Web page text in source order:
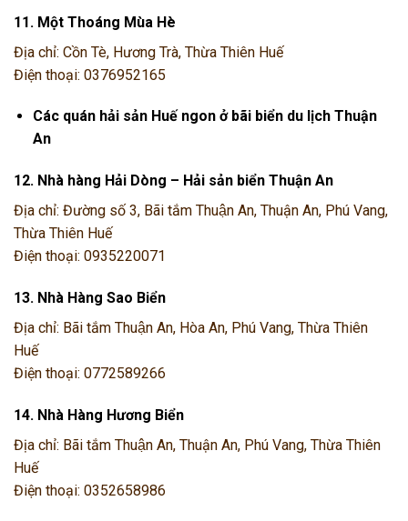
11. Một Thoáng Mùa Hè
Địa chỉ: Cồn Tè, Hương Trà, Thừa Thiên Huế
Điện thoại: 0376952165
Các quán hải sản Huế ngon ở bãi biển du lịch Thuận
An
12. Nhà hàng Hải Dòng – Hải sản biển Thuận An
Địa chỉ: Đường số 3, Bãi tắm Thuận An, Thuận An, Phú Vang,
Thừa Thiên Huế
Điện thoại: 0935220071
13. Nhà Hàng Sao Biển
Địa chỉ: Bãi tắm Thuận An, Hòa An, Phú Vang, Thừa Thiên
Huế
Điện thoại: 0772589266
14. Nhà Hàng Hương Biển
Địa chỉ: Bãi tắm Thuận An, Thuận An, Phú Vang, Thừa Thiên
Huế
Điện thoại: 0352658986